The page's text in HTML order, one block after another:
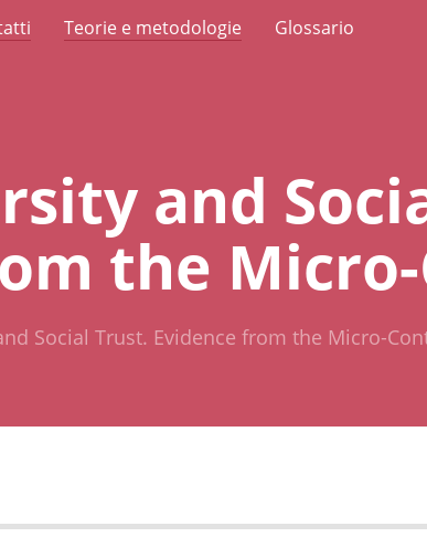
Teorie e metodologie Glossario
and
the
Social Trust. Evidence from the Micro-